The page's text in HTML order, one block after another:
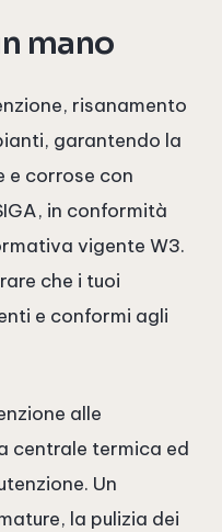
mano
risanamento
garantendo la
e corrose con
in conformità
vigente W3.
che i tuoi
e conformi agli
alle
centrale termica ed
Un
la pulizia dei